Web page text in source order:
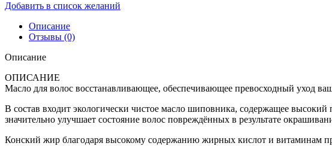
Добавить в список желаний
Описание
Отзывы (0)
Описание
ОПИСАНИЕ
Масло для волос восстанавливающее, обеспечивающее превосходный уход
В состав входит экологически чистое масло шиповника, содержащее
значительно улучшает состояние волос повреждённых в результате
Конский жир благодаря высокому содержанию жирных кислот и витаминам